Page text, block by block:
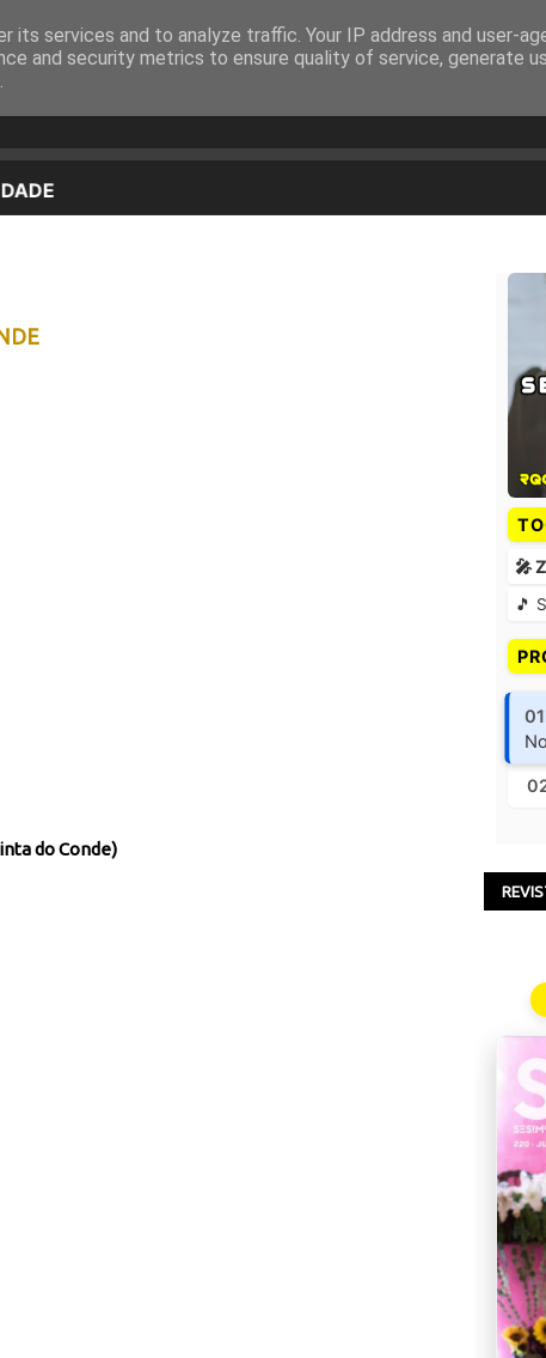
PROGRAMAÇÃO OUVIR EM DIRETO
do Conde)
🎤
🎵
its services and to analyze traffic. Your IP address and user-
and security metrics to ensure quality of service, generate